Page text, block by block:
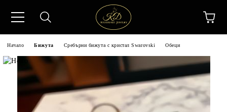
Начало Бижута Сребърни бижута с кристал Swarovski Обеци